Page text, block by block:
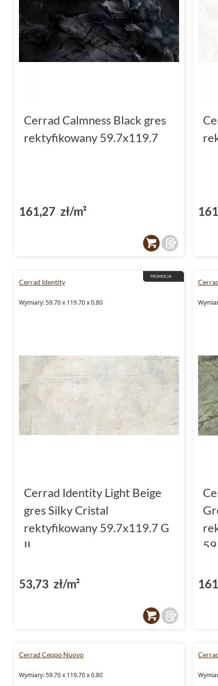
Cerrad Calmness Black gres
rektyfikowany 59.7x119.7
161,27 zł/m²
PROMOCJA
Cerrad Identity
Wymiary: 59.70 x 119.70 x 0.80
Cerrad Identity Light Beige
gres Silky Cristal
rektyfikowany 59.7x119.7 G
II
53,73 zł/m²
Cerrad Ceppo Nuovo
Wymiary: 59.70 x 119.70 x 0.80